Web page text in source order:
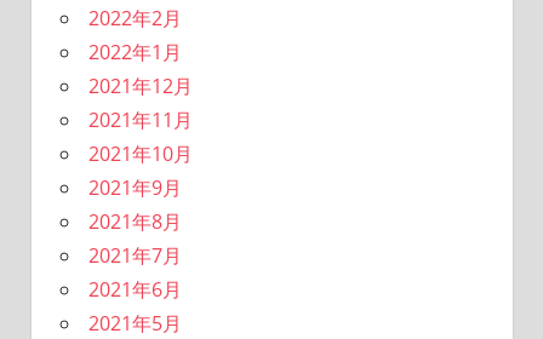
2022年2月
2022年1月
2021年12月
2021年11月
2021年10月
2021年9月
2021年8月
2021年7月
2021年6月
2021年5月